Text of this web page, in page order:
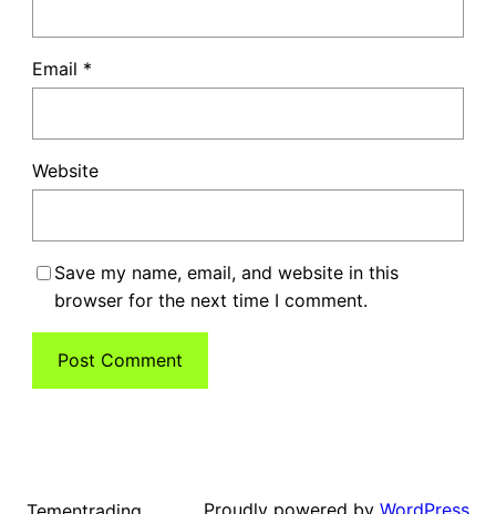
Email *
Website
Save my name, email, and website in this
browser for the next time I comment.